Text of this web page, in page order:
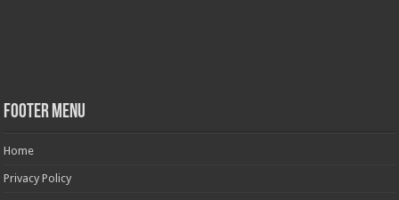
Footer Menu
Home
Privacy Policy